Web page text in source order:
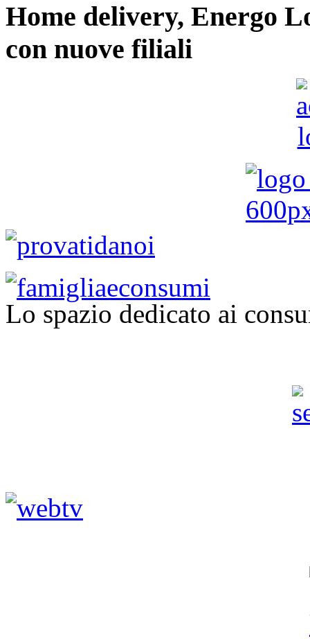
Home delivery, Energo
con nuove filiali
Lo spazio dedicato ai